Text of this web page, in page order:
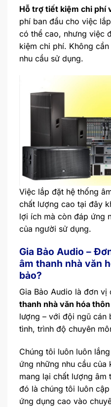
Hỗ trợ tiết kiệm chi phí
phí ban đầu cho việc
có thể cao, nhưng việc
kiệm chi phí. Không
nhu cầu sử dụng.
Việc lắp đặt hệ thống
chất lượng cao tại đây
lợi ích mà còn đáp ứng
của người sử dụng.
Gia Bảo Audio –
âm thanh nhà văn
bảo?
Gia Bảo Audio là đơn vị
thanh nhà văn hóa thôn
lượng – với đội ngũ cán
tình, trình độ chuyên
Chúng tôi luôn luôn
ứng những nhu cầu
mang lại chất lượng âm
đó là chúng tôi luôn
ứng dụng cao vào